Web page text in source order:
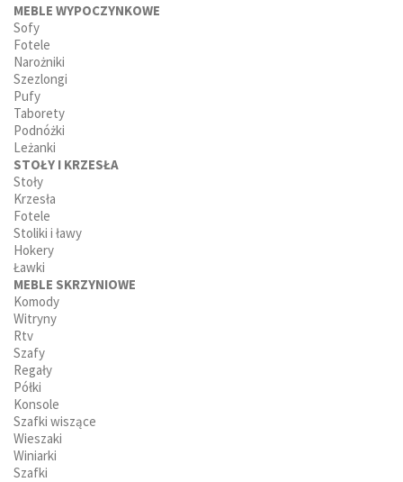
MEBLE WYPOCZYNKOWE
Sofy
Fotele
Narożniki
Szezlongi
Pufy
Taborety
Podnóżki
Leżanki
STOŁY I KRZESŁA
Stoły
Krzesła
Fotele
Stoliki i ławy
Hokery
Ławki
MEBLE SKRZYNIOWE
Komody
Witryny
Rtv
Szafy
Regały
Półki
Konsole
Szafki wiszące
Wieszaki
Winiarki
Szafki